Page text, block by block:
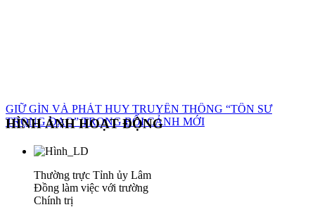
GIỮ GÌN VÀ PHÁT HUY TRUYỀN THỐNG “TÔN SƯ
TRỌNG ĐẠO” TRONG BỐI CẢNH MỚI
HÌNH ẢNH HOẠT ĐỘNG
Thường trực Tỉnh ủy Lâm
Đồng làm việc với trường
Chính trị